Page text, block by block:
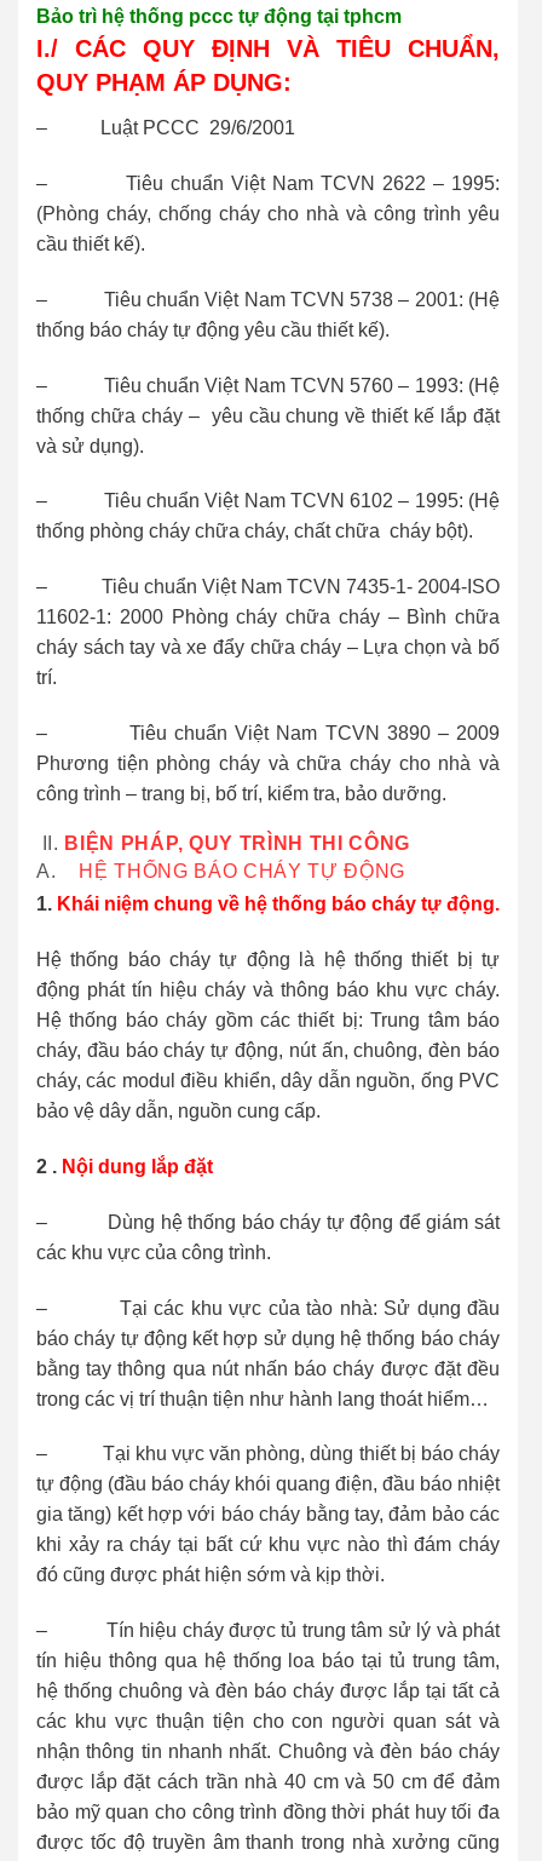
Bảo trì hệ thống pccc tự động tại tphcm
I./ CÁC QUY ĐỊNH VÀ TIÊU CHUẨN,
QUY PHẠM ÁP DỤNG:
– Luật PCCC 29/6/2001
– Tiêu chuẩn Việt Nam TCVN 2622 – 1995:
(Phòng cháy, chống cháy cho nhà và công trình yêu
cầu thiết kế).
– Tiêu chuẩn Việt Nam TCVN 5738 – 2001: (Hệ
thống báo cháy tự động yêu cầu thiết kế).
– Tiêu chuẩn Việt Nam TCVN 5760 – 1993: (Hệ
thống chữa cháy – yêu cầu chung về thiết kế lắp đặt
và sử dụng).
– Tiêu chuẩn Việt Nam TCVN 6102 – 1995: (Hệ
thống phòng cháy chữa cháy, chất chữa cháy bột).
– Tiêu chuẩn Việt Nam TCVN 7435-1- 2004-ISO
11602-1: 2000 Phòng cháy chữa cháy – Bình chữa
cháy sách tay và xe đẩy chữa cháy – Lựa chọn và bố
trí.
– Tiêu chuẩn Việt Nam TCVN 3890 – 2009
Phương tiện phòng cháy và chữa cháy cho nhà và
công trình – trang bị, bố trí, kiểm tra, bảo dưỡng.
II. BIỆN PHÁP, QUY TRÌNH THI CÔNG
A.
HỆ THỐNG BÁO CHÁY TỰ ĐỘNG
1. Khái niệm chung về hệ thống báo cháy tự động.
Hệ thống báo cháy tự động là hệ thống thiết bị tự
động phát tín hiệu cháy và thông báo khu vực cháy.
Hệ thống báo cháy gồm các thiết bị: Trung tâm báo
cháy, đầu báo cháy tự động, nút ấn, chuông, đèn báo
cháy, các modul điều khiển, dây dẫn nguồn, ống PVC
bảo vệ dây dẫn, nguồn cung cấp.
2 . Nội dung lắp đặt
– Dùng hệ thống báo cháy tự động để giám sát
các khu vực của công trình.
– Tại các khu vực của tào nhà: Sử dụng đầu
báo cháy tự động kết hợp sử dụng hệ thống báo cháy
bằng tay thông qua nút nhấn báo cháy được đặt đều
trong các vị trí thuận tiện như hành lang thoát hiểm…
– Tại khu vực văn phòng, dùng thiết bị báo cháy
tự động (đầu báo cháy khói quang điện, đầu báo nhiệt
gia tăng) kết hợp với báo cháy bằng tay, đảm bảo các
khi xảy ra cháy tại bất cứ khu vực nào thì đám cháy
đó cũng được phát hiện sớm và kịp thời.
– Tín hiệu cháy được tủ trung tâm sử lý và phát
tín hiệu thông qua hệ thống loa báo tại tủ trung tâm,
hệ thống chuông và đèn báo cháy được lắp tại tất cả
các khu vực thuận tiện cho con người quan sát và
nhận thông tin nhanh nhất. Chuông và đèn báo cháy
được lắp đặt cách trần nhà 40 cm và 50 cm để đảm
bảo mỹ quan cho công trình đồng thời phát huy tối đa
được tốc độ truyền âm thanh trong nhà xưởng cũng